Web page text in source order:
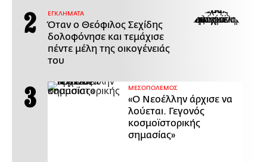
ΕΓΚΛΗΜΑΤΑ
Όταν ο Θεόφιλος Σεχίδης
δολοφόνησε και τεμάχισε
πέντε μέλη της οικογένειάς
του
ΜΕΣΟΠΟΛΕΜΟΣ
«Ο Νεοέλλην άρχισε να
λούεται. Γεγονός
κοσμοϊστορικής
σημασίας»